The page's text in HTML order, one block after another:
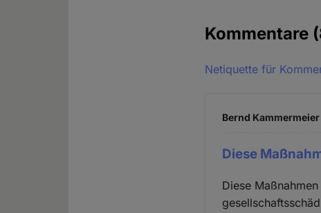
Kommentare
Netiquette für
Bernd
Diese
Diese